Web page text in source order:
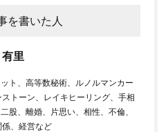
を書いた人
有里
ト、高等数秘術、ルノルマンカー
トーン、レイキヒーリング、手相
股、離婚、片思い、相性、不倫、
、経営など